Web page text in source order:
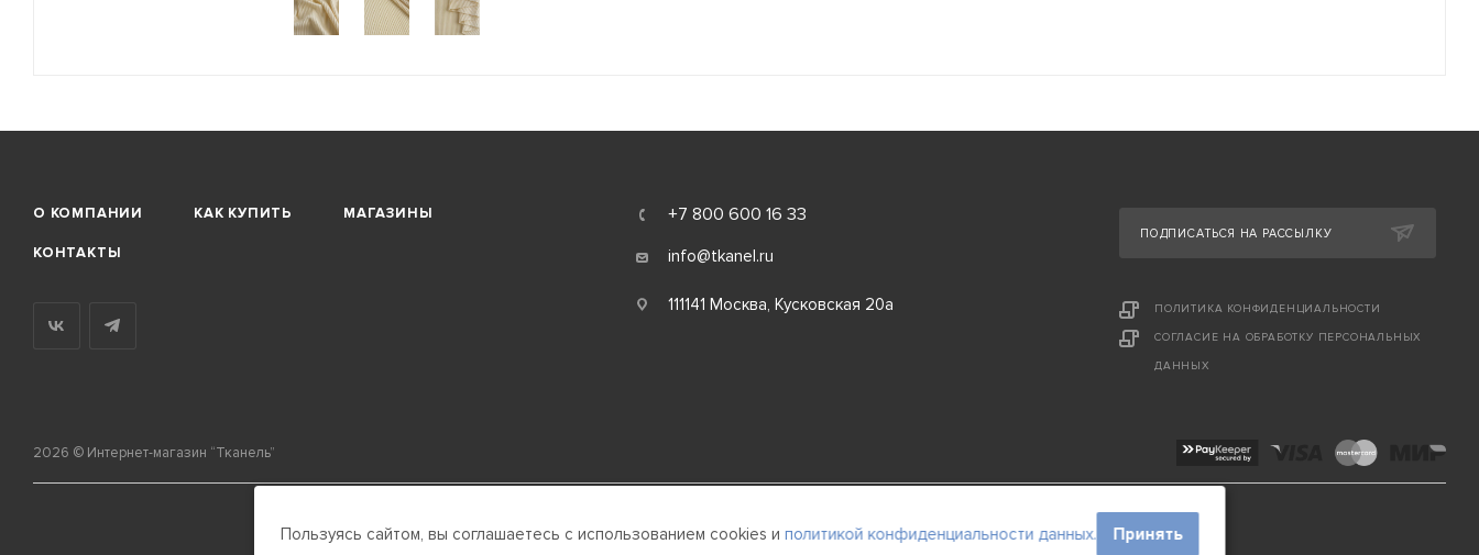
О КОМПАНИИ КАК КУПИТЬ МАГАЗИНЫ
КОНТАКТЫ
+7 800 600 16 33
info@tkanel.ru
111141 Москва, Кусковская 20а
ПОДПИСАТЬСЯ НА РАССЫЛКУ
ПОЛИТИКА КОНФИДЕНЦИАЛЬНОСТИ
СОГЛАСИЕ НА ОБРАБОТКУ ПЕРСОНАЛЬНЫХ
ДАННЫХ
2026 © Интернет-магазин “Тканель”
Пользуясь сайтом, вы соглашаетесь с использованием cookies и политикой конфиденциальности данных. Принять